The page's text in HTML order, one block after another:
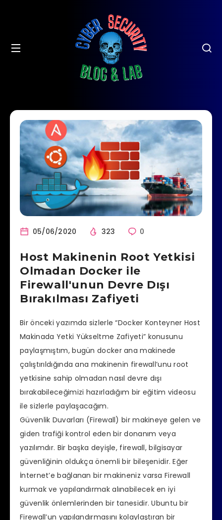
05/06/2020 323 0
Host Makinenin Root Yetkisi
Olmadan Docker ile
Firewall'unun Devre Dışı
Bırakılması Zafiyeti
Bir önceki yazımda sizlerle “Docker Konteyner Host
Makinada Yetki Yükseltme Zafiyeti” konusunu
paylaşmıştım, bugün docker ana makinede
çalıştırıldığında ana makinenin firewall’unu root
yetkisine sahip olmadan nasıl devre dışı
bırakabileceğimizi hazırladığım bir eğitim videosu
ile sizlerle paylaşacağım.
Güvenlik Duvarları (Firewall) bir makineye gelen ve
giden trafiği kontrol eden bir donanım veya
yazılımdır. Bir başka deyişle, firewall, bilgisayar
güvenliğinin oldukça önemli bir bileşenidir. Eğer
İnternet’e bağlanan bir makineniz varsa Firewall
kurmak ve yapılandırmak alınabilecek en iyi
güvenlik önlemlerinden bir tanesidir. Ubuntu bir
Firewall’un yapılandırmasını kolaylaştıran bir